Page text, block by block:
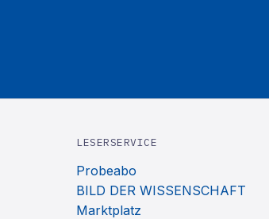
LESERSERVICE
Probeabo
BILD DER WISSENSCHAFT
Marktplatz